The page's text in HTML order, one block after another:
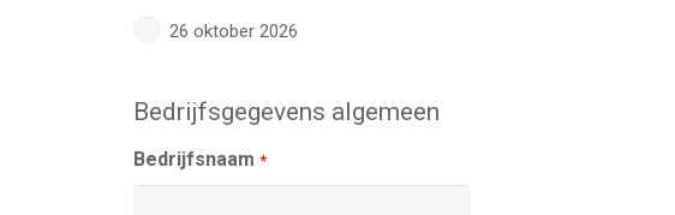
26 oktober 2026
Bedrijfsgegevens algemeen
Bedrijfsnaam *